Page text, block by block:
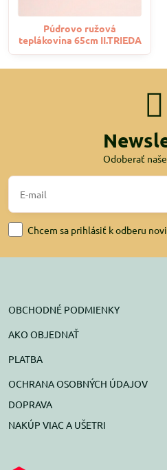
Púdrovo ružová
teplákovina 65cm II.TRIEDA
Odoberať
Chcem sa prihlásiť k odberu
OBCHODNÉ PODMIENKY
AKO OBJEDNAŤ
PLATBA
OCHRANA OSOBNÝCH ÚDAJOV
DOPRAVA
NAKÚP VIAC A UŠETRI